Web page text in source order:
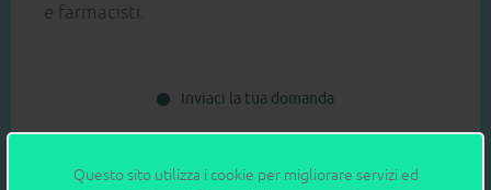
Questo sito utilizza i cookie per migliorare servizi ed
e farmacisti.
Inviaci la tua domanda